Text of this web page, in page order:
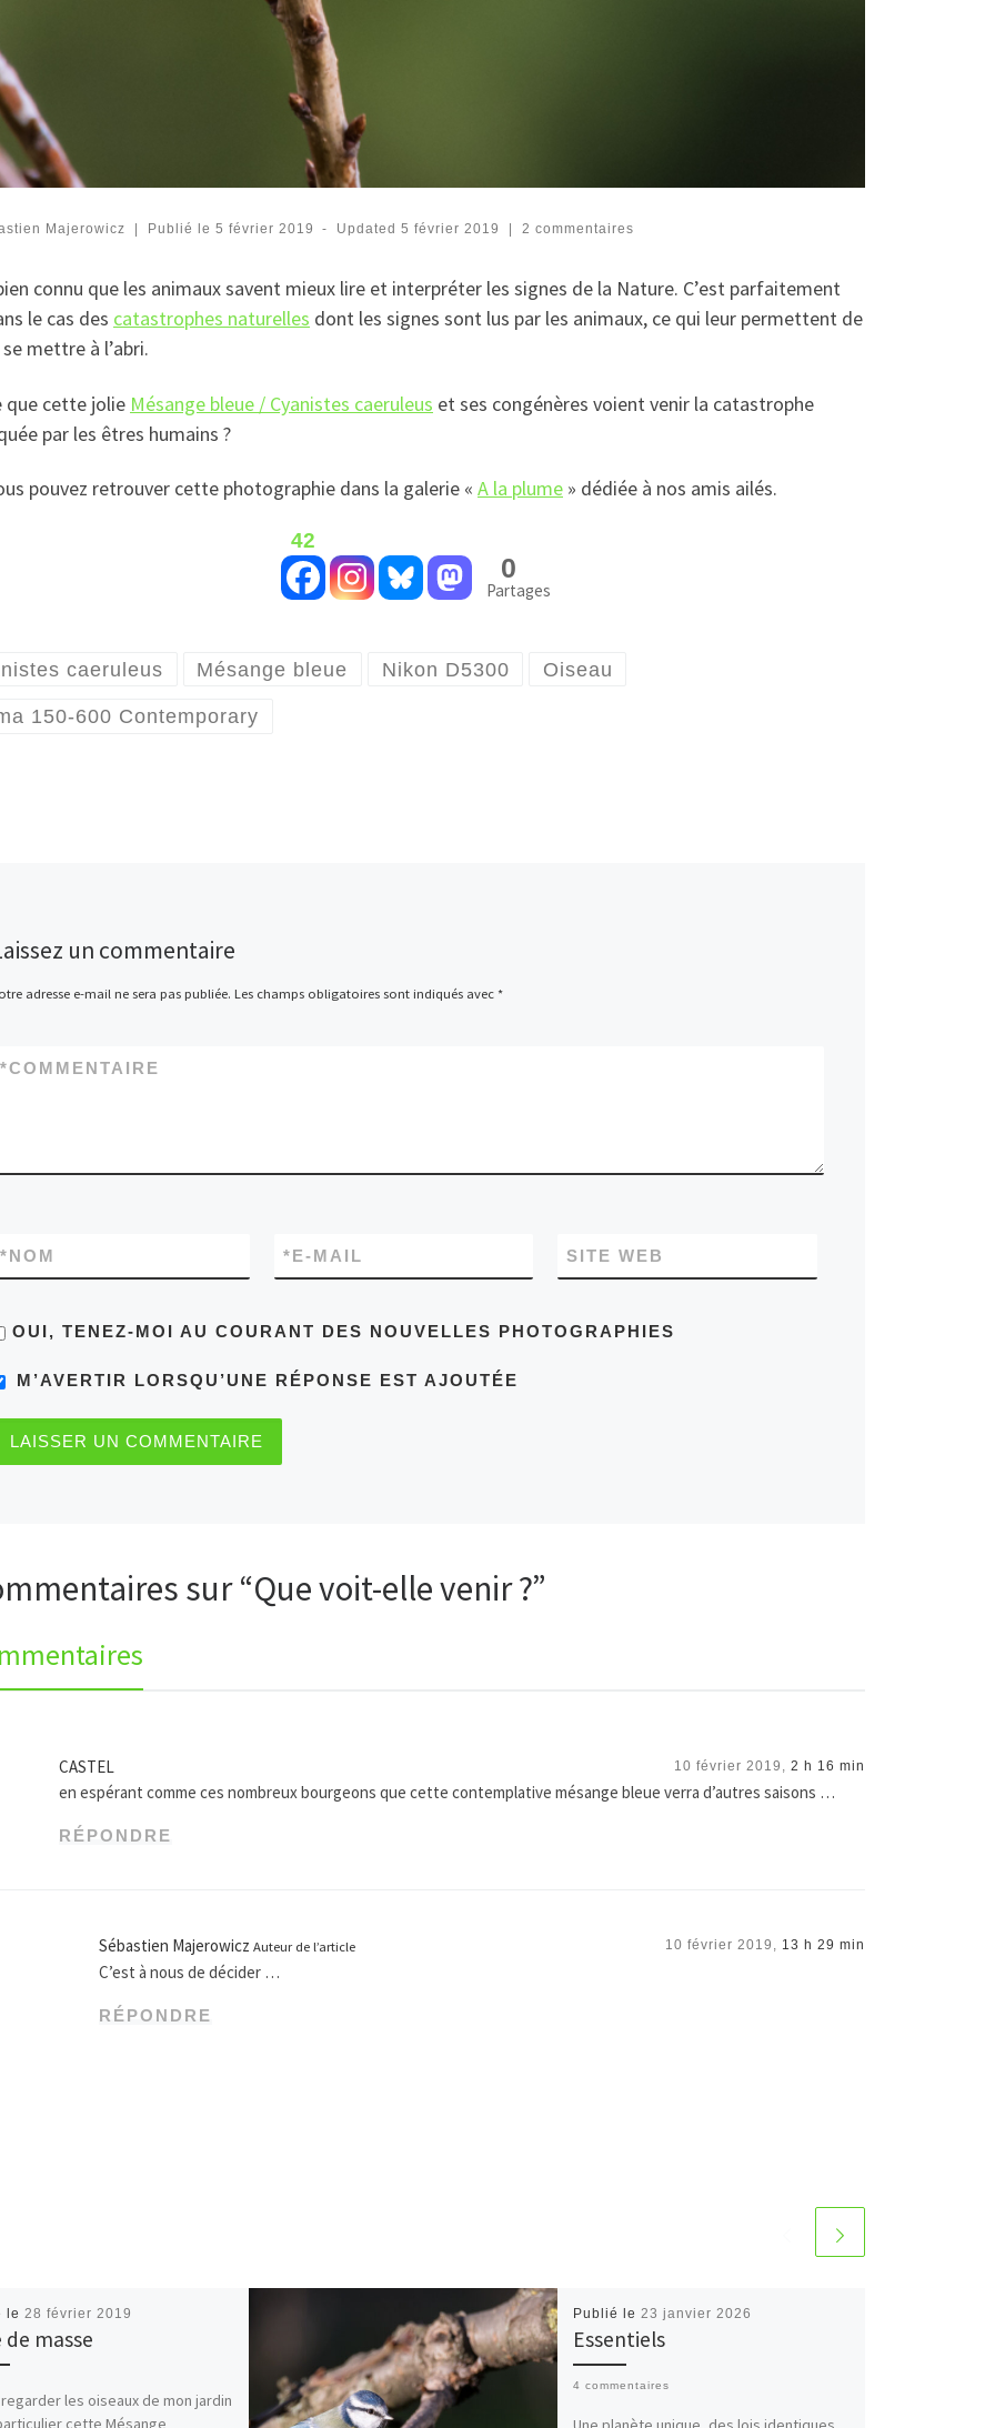
Majerowicz Publié le 5 février 2019 - Updated5 février 2019 2 commentaires
connu que les animaux savent mieux lire et interpréter les signes de la Nature. C’est parfaitement
le cas des catastrophes naturelles dont les signes sont lus par les animaux, ce qui leur permettent de
mettre à l’abri.
que cette jolie Mésange bleue / Cyanistes caeruleus et ses congénères voient venir la catastrophe
par les êtres humains ?
pouvez retrouver cette photographie dans la galerie « A la plume » dédiée à nos amis ailés.
42
0
Partages
caeruleus Mésange bleue Nikon D5300 Oiseau
150-600 Contemporary
un commentaire
adresse e-mail ne sera pas publiée. Les champs obligatoires sont indiqués avec *
COMMENTAIRE
*
NOM
* E-MAIL
* SITE WEB
OUI, TENEZ-MOI AU COURANT DES NOUVELLES PHOTOGRAPHIES
M’AVERTIR LORSQU’UNE RÉPONSE EST AJOUTÉE
sur “Que voit-elle venir ?”
CASTEL 10 février 2019, 2 h 16 min
en espérant comme ces nombreux bourgeons que cette contemplative mésange bleue verra d’autres saisons …
RÉPONDRE
Sébastien Majerowicz Auteur de l’article 10 février 2019, 13 h 29 min
C’est à nous de décider …
RÉPONDRE
le 28 février 2019
de masse
les oiseaux de mon jardin
cette Mésange
Publié le 23 janvier 2026
Essentiels
4 commentaires